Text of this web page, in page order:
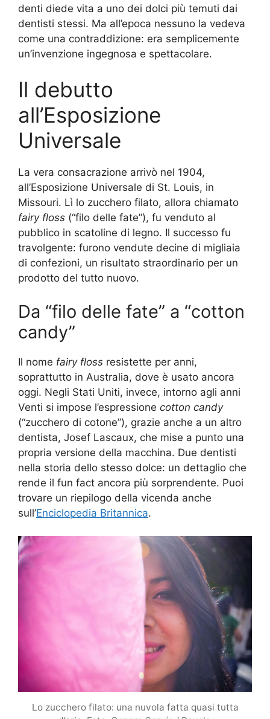
denti diede vita a uno dei dolci più temuti dai
dentisti stessi. Ma all’epoca nessuno la vedeva
come una contraddizione: era semplicemente
un’invenzione ingegnosa e spettacolare.
Il debutto
all’Esposizione
Universale
La vera consacrazione arrivò nel 1904,
all’Esposizione Universale di St. Louis, in
Missouri. Lì lo zucchero filato, allora chiamato
fairy floss (“filo delle fate”), fu venduto al
pubblico in scatoline di legno. Il successo fu
travolgente: furono vendute decine di migliaia
di confezioni, un risultato straordinario per un
prodotto del tutto nuovo.
Da “filo delle fate” a “cotton
candy”
Il nome fairy floss resistette per anni,
soprattutto in Australia, dove è usato ancora
oggi. Negli Stati Uniti, invece, intorno agli anni
Venti si impose l’espressione cotton candy
(“zucchero di cotone”), grazie anche a un altro
dentista, Josef Lascaux, che mise a punto una
propria versione della macchina. Due dentisti
nella storia dello stesso dolce: un dettaglio che
rende il fun fact ancora più sorprendente. Puoi
trovare un riepilogo della vicenda anche
sull’Enciclopedia Britannica.
Lo zucchero filato: una nuvola fatta quasi tutta